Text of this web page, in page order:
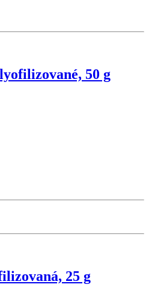
50 g
25 g